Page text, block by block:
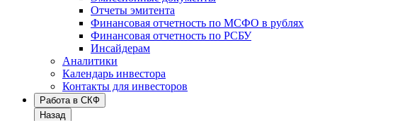
Отчеты эмитента
Финансовая отчетность по МСФО в рублях
Финансовая отчетность по РСБУ
Инсайдерам
Аналитики
Календарь инвестора
Контакты для инвесторов
Работа в СКФ
Назад